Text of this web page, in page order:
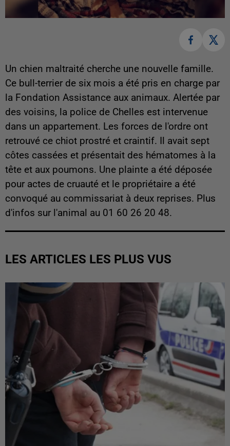
Un chien maltraité cherche une nouvelle famille.
Ce bull-terrier de six mois a été pris en charge par
la Fondation Assistance aux animaux. Alertée par
des voisins, la police de Chelles est intervenue
dans un appartement. Les forces de l'ordre ont
retrouvé ce chiot prostré et craintif. Il avait sept
côtes cassées et présentait des hématomes à la
tête et aux poumons. Une plainte a été déposée
pour actes de cruauté et le propriétaire a été
convoqué au commissariat à deux reprises. Plus
d'infos sur l'animal au 01 60 26 20 48.
LES ARTICLES LES PLUS VUS